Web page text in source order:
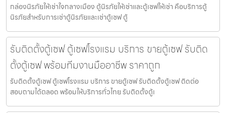
กล่องนิรภัยให้เช่าใจกลางเมือง ตู้นิรภัยให้เช่าและตู้เซฟให้เช่า คือบริการตู้
นิรภัยสำหรับการเช่าตู้นิรภัยและเช่าตู้เซฟ ตู้
รับติดตั้งตู้เซฟ ตู้เซฟโรงแรม บริการ ขายตู้เซฟ รับติด
ตั้งตู้เซฟ พร้อมทีมงานมืออาชีพ ราคาถูก
รับติดตั้งตู้เซฟ ตู้เซฟโรงแรม บริการ ขายตู้เซฟ รับติดตั้งตู้เซฟ ติดต่อ
สอบถามได้ตลอด พร้อมให้บริการทั่วไทย รับติดตั้งตู้เ